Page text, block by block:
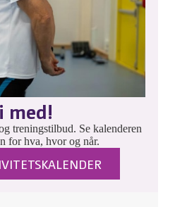
med!
treningstilbud. Se kalenderen
for hva, hvor og når.